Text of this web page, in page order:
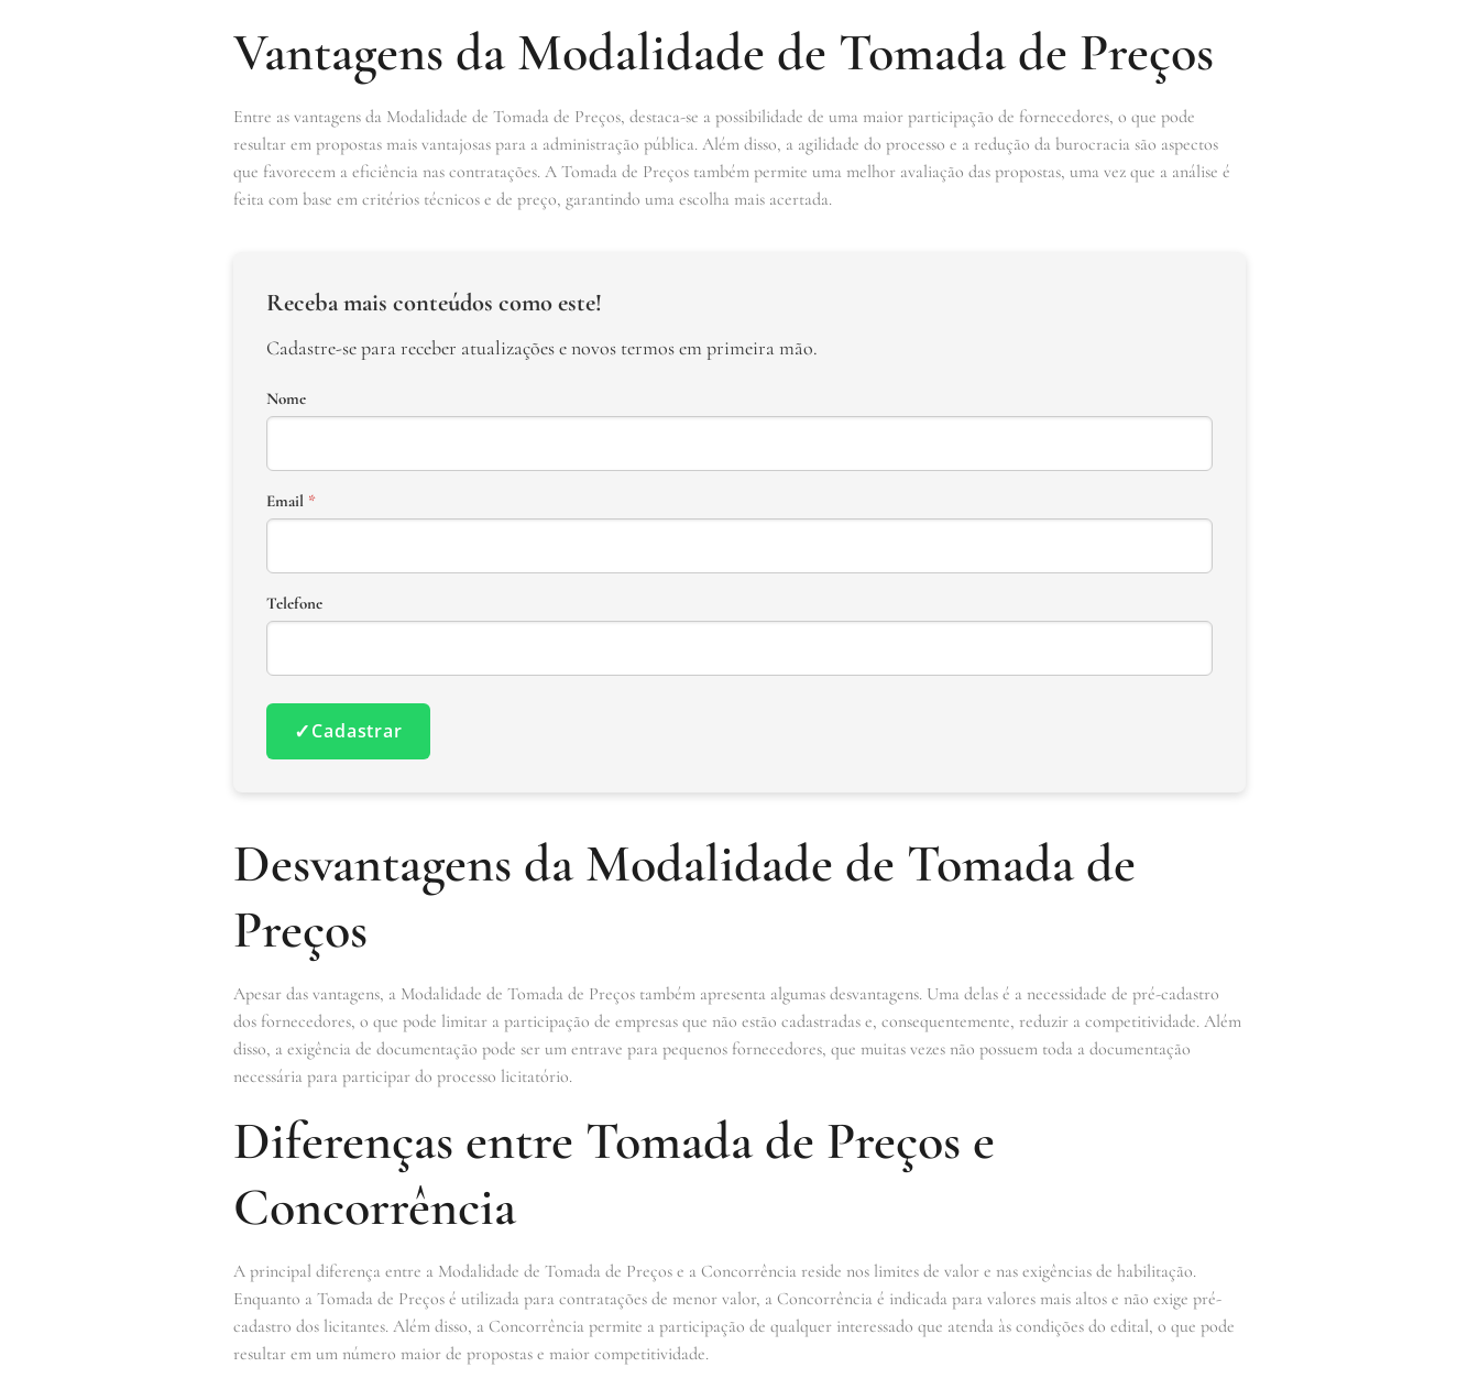
Vantagens da Modalidade de Tomada de Preços
Entre as vantagens da Modalidade de Tomada de Preços, destaca-se a possibilidade de uma maior participação de fornecedores, o que pode
resultar em propostas mais vantajosas para a administração pública. Além disso, a agilidade do processo e a redução da burocracia são aspectos
que favorecem a eficiência nas contratações. A Tomada de Preços também permite uma melhor avaliação das propostas, uma vez que a análise é
feita com base em critérios técnicos e de preço, garantindo uma escolha mais acertada.
Receba mais conteúdos como este!
Cadastre-se para receber atualizações e novos termos em primeira mão.
Nome
Email *
Telefone
✓Cadastrar
Desvantagens da Modalidade de Tomada de
Preços
Apesar das vantagens, a Modalidade de Tomada de Preços também apresenta algumas desvantagens. Uma delas é a necessidade de pré-cadastro
dos fornecedores, o que pode limitar a participação de empresas que não estão cadastradas e, consequentemente, reduzir a competitividade. Além
disso, a exigência de documentação pode ser um entrave para pequenos fornecedores, que muitas vezes não possuem toda a documentação
necessária para participar do processo licitatório.
Diferenças entre Tomada de Preços e
Concorrência
A principal diferença entre a Modalidade de Tomada de Preços e a Concorrência reside nos limites de valor e nas exigências de habilitação.
Enquanto a Tomada de Preços é utilizada para contratações de menor valor, a Concorrência é indicada para valores mais altos e não exige pré-
cadastro dos licitantes. Além disso, a Concorrência permite a participação de qualquer interessado que atenda às condições do edital, o que pode
resultar em um número maior de propostas e maior competitividade.